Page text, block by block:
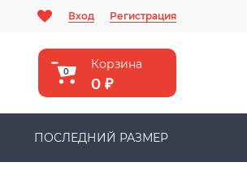
Вход Регистрация
Корзина
0
0 ₽
ПОСЛЕДНИЙ РАЗМЕР